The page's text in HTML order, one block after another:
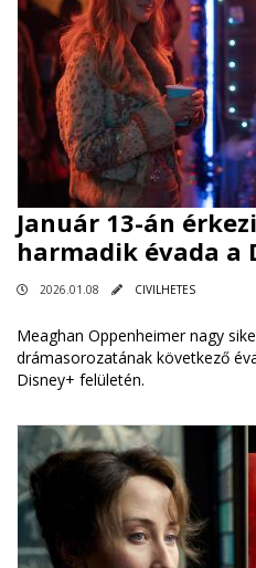
Január 13-án
harmadik évada a
2026.01.08 CIVILHETES
Meaghan Oppenheimer nagy
drámasorozatának következő
Disney+ felületén.